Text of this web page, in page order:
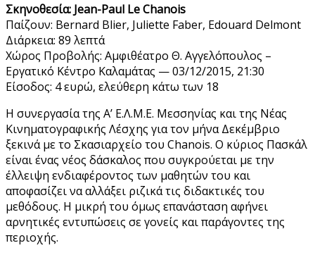
Σκηνοθεσία: Jean-Paul Le Chanois
Παίζουν: Bernard Blier, Juliette Faber, Edouard Delmont
Διάρκεια: 89 λεπτά
Χώρος Προβολής: Αμφιθέατρο Θ. Αγγελόπουλος –
Εργατικό Κέντρο Καλαμάτας — 03/12/2015, 21:30
Είσοδος: 4 ευρώ, ελεύθερη κάτω των 18
Η συνεργασία της Α’ Ε.Λ.Μ.Ε. Μεσσηνίας και της Νέας
Κινηματογραφικής Λέσχης για τον μήνα Δεκέμβριο
ξεκινά με το Σκασιαρχείο του Chanois. Ο κύριος Πασκάλ
είναι ένας νέος δάσκαλος που συγκρούεται με την
έλλειψη ενδιαφέροντος των μαθητών του και
αποφασίζει να αλλάξει ριζικά τις διδακτικές του
μεθόδους. Η μικρή του όμως επανάσταση αφήνει
αρνητικές εντυπώσεις σε γονείς και παράγοντες της
περιοχής.